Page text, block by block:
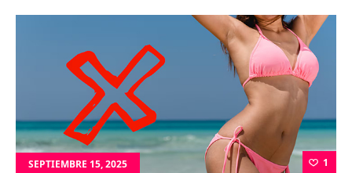
Familia de auspiciantes
SEPTIEMBRE 15, 2025 1